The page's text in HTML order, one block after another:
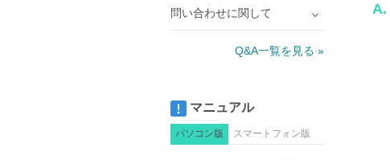
A.
問い合わせに関して
Q&A一覧を見る »
マニュアル
パソコン版 スマートフォン版